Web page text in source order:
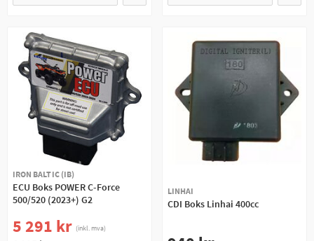
IRON BALTIC (IB)
ECU Boks POWER C-Force
500/520 (2023+) G2
5 291 kr (inkl. mva)
LINHAI
CDI Boks Linhai 400cc